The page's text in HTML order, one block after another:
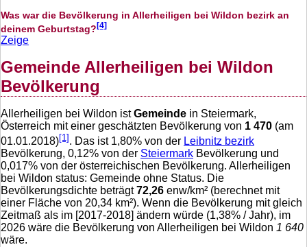
Was war die Bevölkerung in Allerheiligen bei Wildon bezirk an
deinem Geburtstag?[4]
Zeige
Gemeinde Allerheiligen bei Wildon
Bevölkerung
Allerheiligen bei Wildon istGemeinde in Steiermark,
Österreich mit einer geschätzten Bevölkerung von 1 470 (am
01.01.2018)[1] . Das ist 1,80% von der Leibnitz bezirk
Bevölkerung, 0,12% von der Steiermark Bevölkerung und
0,017% von der österreichischen Bevölkerung. Allerheiligen
bei Wildon status: Gemeinde ohne Status. Die
Bevölkerungsdichte beträgt72,26 enw/km² (berechnet mit
einer Fläche von 20,34 km²). Wenn die Bevölkerung mit gleich
Zeitmaß als im [2017-2018] ändern würde (1,38% / Jahr), im
2026 wäre die Bevölkerung von Allerheiligen bei Wildon 1 640
wäre.